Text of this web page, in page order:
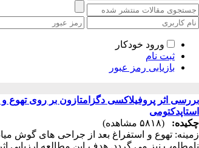
ورود خودکار
ثبت نام
بازیابی رمز عبور
استاپدکتومی
چکیده:
(۵۸۱۸ مشاهده)
زمینه: تهوع و استفراغ بعد از جراحی های گوش